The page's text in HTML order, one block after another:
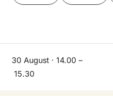
30 August · 14.00 –
15.30